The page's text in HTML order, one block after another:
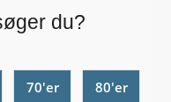
du?
70'er 80'er